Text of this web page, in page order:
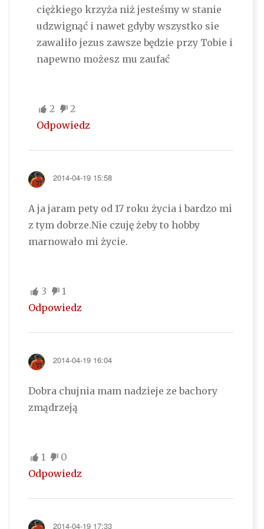
ciężkiego krzyża niż jesteśmy w stanie
udzwignąć i nawet gdyby wszystko sie
zawaliło jezus zawsze będzie przy Tobie i
napewno możesz mu zaufać
2
2
Odpowiedz
2014-04-19 15:58
A ja jaram pety od 17 roku życia i bardzo mi
z tym dobrze.Nie czuję żeby to hobby
marnowało mi życie.
3
1
Odpowiedz
2014-04-19 16:04
Dobra chujnia mam nadzieje ze bachory
zmądrzeją
1
0
Odpowiedz
2014-04-19 17:33